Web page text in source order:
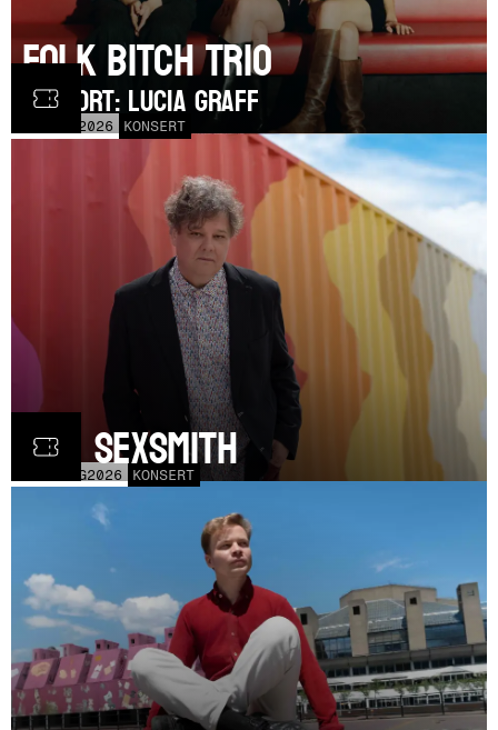
2026 KONSERT
Folk Bitch Trio
SUPPORT: Lucia Graff
AUG2026 KONSERT
Ron Sexsmith